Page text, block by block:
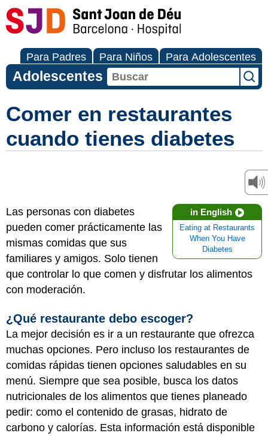
Para Padres Para Niños Para Adolescentes
Adolescentes
Comer en restaurantes
cuando tienes diabetes
in English
Eating at Restaurants
When You Have
Diabetes
Las personas con diabetes
pueden comer prácticamente las
mismas comidas que sus
familiares y amigos. Solo tienen
que controlar lo que comen y disfrutar los alimentos
con moderación.
¿Qué restaurante debo escoger?
La mejor decisión es ir a un restaurante que ofrezca
muchas opciones. Pero incluso los restaurantes de
comidas rápidas tienen opciones saludables en su
menú. Siempre que sea posible, busca los datos
nutricionales de los alimentos que tienes planeado
pedir: como el contenido de grasas, hidrato de
carbono y calorías. Esta información está disponible